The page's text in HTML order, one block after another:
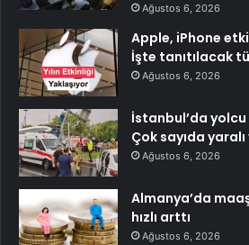
Ağustos 6, 2026
Apple, iPhone
İşte tanıtılacak
Ağustos 6, 2026
İstanbul’da
Çok sayıda
Ağustos 6, 2026
Almanya’da
hızlı arttı
Ağustos 6, 2026